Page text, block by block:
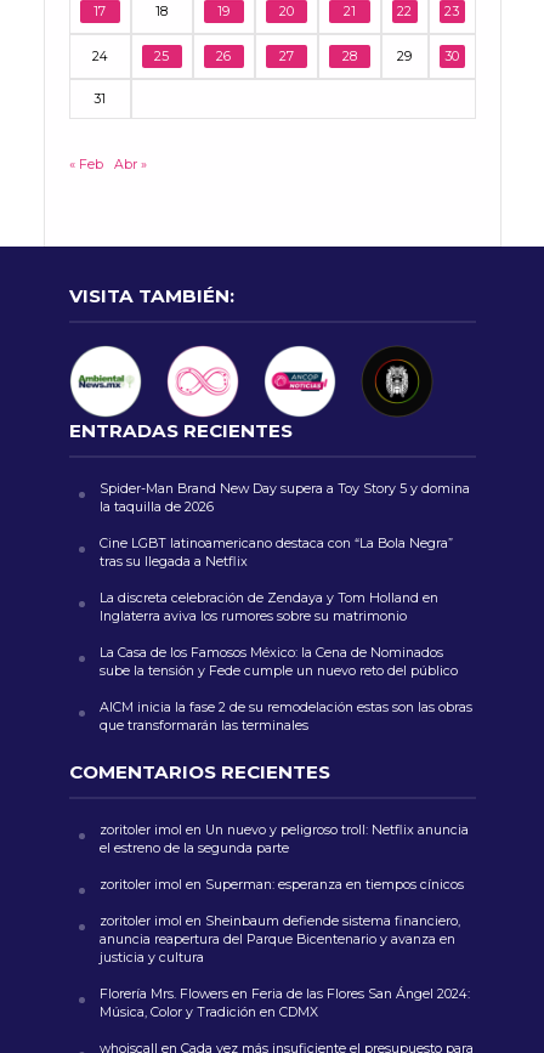
17 18 19 20 21 22 23
24 25 26 27 28 29 30
31
« Feb Abr »
VISITA TAMBIÉN:
ENTRADAS RECIENTES
Spider-Man Brand New Day supera a Toy Story 5 y domina
la taquilla de 2026
Cine LGBT latinoamericano destaca con “La Bola Negra”
tras su llegada a Netflix
La discreta celebración de Zendaya y Tom Holland en
Inglaterra aviva los rumores sobre su matrimonio
La Casa de los Famosos México: la Cena de Nominados
sube la tensión y Fede cumple un nuevo reto del público
AICM inicia la fase 2 de su remodelación estas son las obras
que transformarán las terminales
COMENTARIOS RECIENTES
zoritoler imol en Un nuevo y peligroso troll: Netflix anuncia
el estreno de la segunda parte
zoritoler imol en Superman: esperanza en tiempos cínicos
zoritoler imol en Sheinbaum defiende sistema financiero,
anuncia reapertura del Parque Bicentenario y avanza en
justicia y cultura
Florería Mrs. Flowersen Feria de las Flores San Ángel 2024:
Música, Color y Tradición en CDMX
whoiscall en Cada vez más insuficiente el presupuesto para